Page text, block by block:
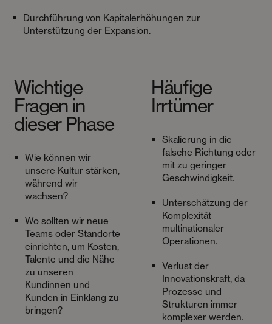
Durchführung von Kapitalerhöhungen zur
Unterstützung der Expansion.
Wichtige
Fragen in
dieser Phase
Wie können wir
unsere Kultur stärken,
während wir
wachsen?
Wo sollten wir neue
Teams oder Standorte
einrichten, um Kosten,
Talente und die Nähe
zu unseren
Kundinnen und
Kunden in Einklang zu
bringen?
Häufige
Irrtümer
Skalierung in die
falsche Richtung oder
mit zu geringer
Geschwindigkeit.
Unterschätzung der
Komplexität
multinationaler
Operationen.
Verlust der
Innovationskraft, da
Prozesse und
Strukturen immer
komplexer werden.